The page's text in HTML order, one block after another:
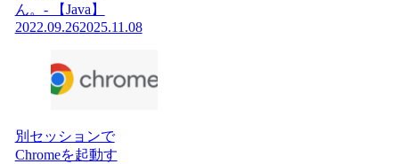
ん。- 【Java】
2022.09.262025.11.08
別セッションで
Chromeを起動す